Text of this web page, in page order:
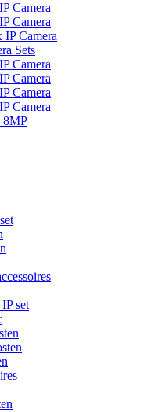
Camera
Camera
IP Camera
Sets
Camera
Camera
Camera
Camera
8MP
set